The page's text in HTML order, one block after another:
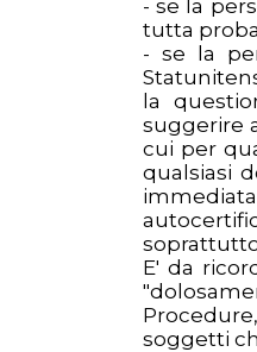
- se la
tutta
- se la
la
suggerire
cui per
qualsiasi
E' da
soggetti